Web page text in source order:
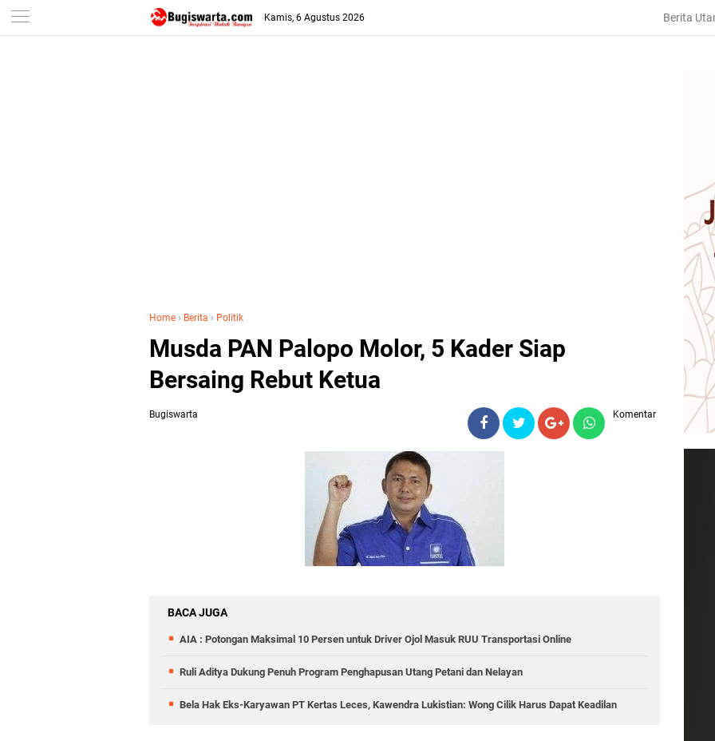
-->
Kamis, 6 Agustus 2026 Berita
Home › Berita › Politik
Musda PAN Palopo Molor, 5 Kader Siap
Bersaing Rebut Ketua
Bugiswarta Komentar
BACA JUGA
AIA : Potongan Maksimal 10 Persen untuk Driver Ojol Masuk RUU Transportasi Online
Ruli Aditya Dukung Penuh Program Penghapusan Utang Petani dan Nelayan
Bela Hak Eks-Karyawan PT Kertas Leces, Kawendra Lukistian: Wong Cilik Harus Dapat Keadilan